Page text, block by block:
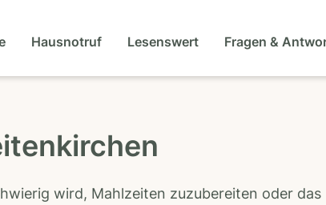
Hausnotruf Lesenswert Fragen &
wird, Mahlzeiten zuzubereiten oder